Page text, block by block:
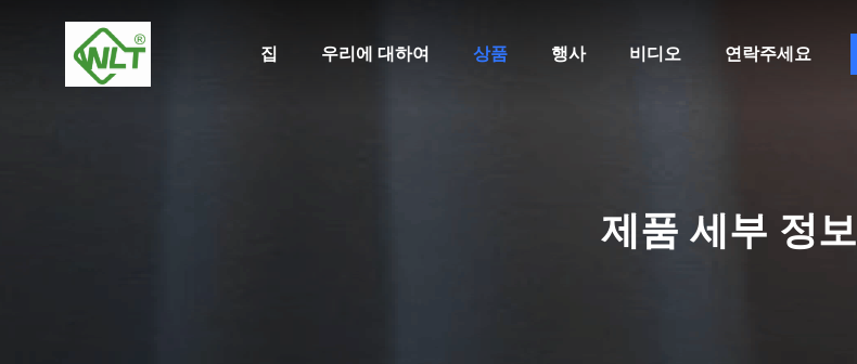
집 우리에 대하여 상품 행사 비디오 연락주세요
제품 세부 정보